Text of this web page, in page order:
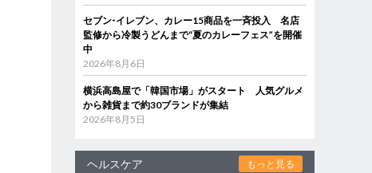
セブン‐イレブン、カレー15商品を一斉投入 名店
監修から冷製うどんまで“夏のカレーフェス”を開催
中
2026年8月6日
横浜高島屋で「韓国市場」がスタート 人気グルメ
から雑貨まで約30ブランドが集結
2026年8月5日
ヘルスケア もっと見る